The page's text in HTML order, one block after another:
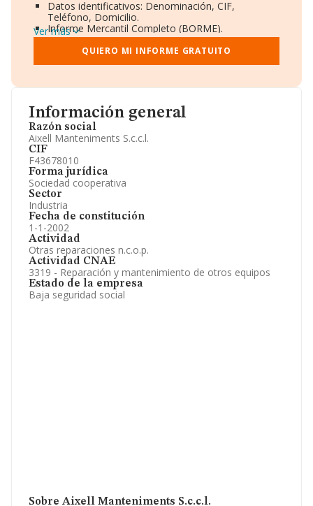
Información general
Razón social
Aixell Manteniments S.c.c.l.
CIF
F43678010
Forma jurídica
Sociedad cooperativa
Sector
Industria
Fecha de constitución
1-1-2002
Actividad
Otras reparaciones n.c.o.p.
Actividad CNAE
3319 - Reparación y mantenimiento de otros equipos
Estado de la empresa
Baja seguridad social
Sobre Aixell Manteniments S.c.c.l.
Datos identificativos: Denominación, CIF,
Teléfono, Domicilio.
Informe Mercantil Completo (BORME).
Gráficos de Evolución Ventas y Empleados.
Consejo de Administración y Administradores.
Directivos y Ejecutivos.
Información oficial y registral complementaria.
Ver más
QUIERO MI INFORME GRATUITO